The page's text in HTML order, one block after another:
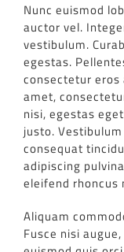
Nunc euismod
auctor vel.
vestibulum.
egestas.
consectetur
amet,
nisi, egestas
justo.
consequat
adipiscing
eleifend rhoncus
Aliquam
Fusce nisi